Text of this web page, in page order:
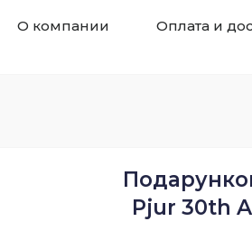
О компании Оплата и
Рjur 30th